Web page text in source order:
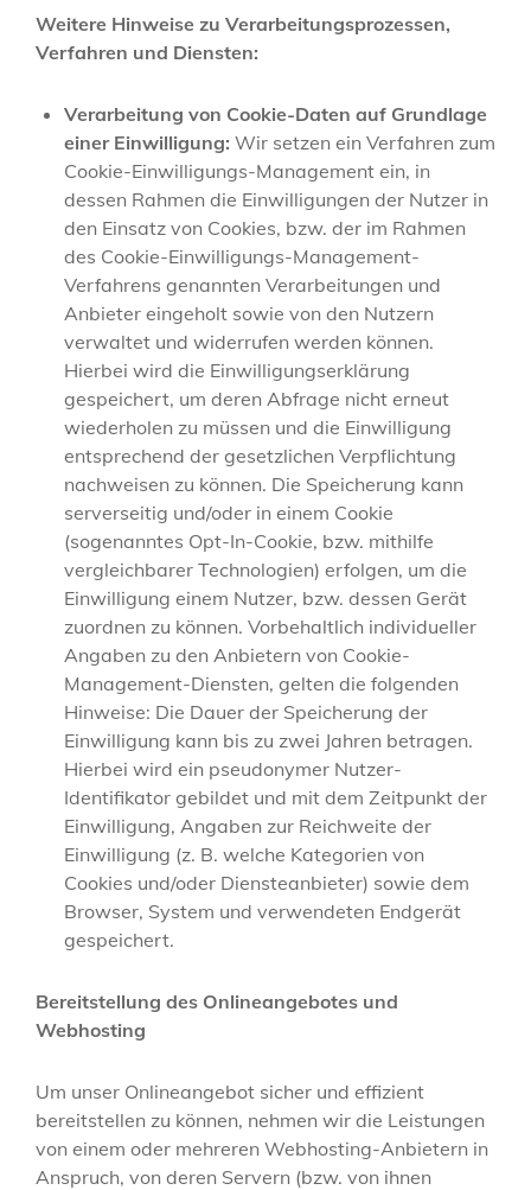
Weitere Hinweise zu Verarbeitungsprozessen,
Verfahren und Diensten:
Verarbeitung von Cookie-Daten auf Grundlage
einer Einwilligung: Wir setzen ein Verfahren zum
Cookie-Einwilligungs-Management ein, in
dessen Rahmen die Einwilligungen der Nutzer in
den Einsatz von Cookies, bzw. der im Rahmen
des Cookie-Einwilligungs-Management-
Verfahrens genannten Verarbeitungen und
Anbieter eingeholt sowie von den Nutzern
verwaltet und widerrufen werden können.
Hierbei wird die Einwilligungserklärung
gespeichert, um deren Abfrage nicht erneut
wiederholen zu müssen und die Einwilligung
entsprechend der gesetzlichen Verpflichtung
nachweisen zu können. Die Speicherung kann
serverseitig und/oder in einem Cookie
(sogenanntes Opt-In-Cookie, bzw. mithilfe
vergleichbarer Technologien) erfolgen, um die
Einwilligung einem Nutzer, bzw. dessen Gerät
zuordnen zu können. Vorbehaltlich individueller
Angaben zu den Anbietern von Cookie-
Management-Diensten, gelten die folgenden
Hinweise: Die Dauer der Speicherung der
Einwilligung kann bis zu zwei Jahren betragen.
Hierbei wird ein pseudonymer Nutzer-
Identifikator gebildet und mit dem Zeitpunkt der
Einwilligung, Angaben zur Reichweite der
Einwilligung (z. B. welche Kategorien von
Cookies und/oder Diensteanbieter) sowie dem
Browser, System und verwendeten Endgerät
gespeichert.
Bereitstellung des Onlineangebotes und
Webhosting
Um unser Onlineangebot sicher und effizient
bereitstellen zu können, nehmen wir die Leistungen
von einem oder mehreren Webhosting-Anbietern in
Anspruch, von deren Servern (bzw. von ihnen